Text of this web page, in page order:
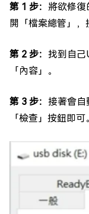
第 1 步： 將欲修復
開「檔案總管」，
第 2 步： 找到自己
「內容」。
第 3 步： 接著會自
「檢查」按鈕即可。